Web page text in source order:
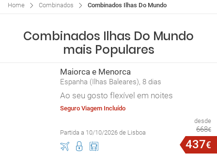
Home Combinados Combinados Ilhas Do Mundo
Combinados Ilhas Do Mundo
mais Populares
Maiorca e Menorca
Espanha (Ilhas Baleares), 8 dias
Ao seu gosto flexível em noites
Seguro Viagem Incluído
Partida a 10/10/2026 de Lisboa
desde
668€
437€